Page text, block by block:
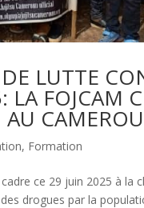
LUTTE
LA FOJCAM
, Formation
ce 29 juin 2025 à la
drogues par la